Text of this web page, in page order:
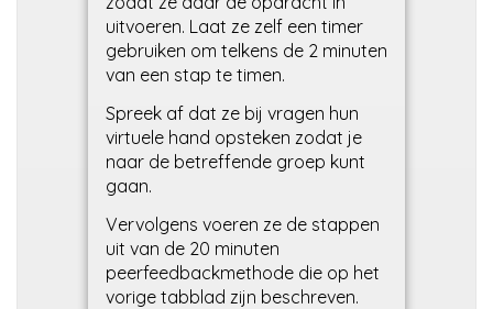
uitvoeren. Laat ze zelf een timer
gebruiken om telkens de 2 minuten
van een stap te timen.
Spreek af dat ze bij vragen hun
virtuele hand opsteken zodat je
naar de betreffende groep kunt
gaan.
Vervolgens voeren ze de stappen
uit van de 20 minuten
peerfeedbackmethode die op het
vorige tabblad zijn beschreven.